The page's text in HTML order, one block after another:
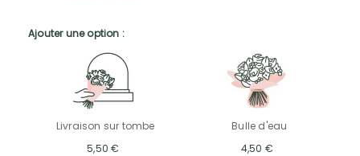
Ajouter une option :
Livraison sur tombe
5,50 €
Bulle d'eau
4,50 €